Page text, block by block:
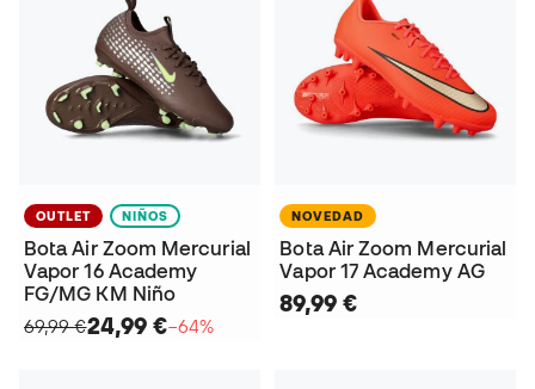
OUTLET NIÑOS
Bota Air Zoom Mercurial
Vapor 16 Academy
FG/MG KM Niño
69,99 €24,99 €−64%
NOVEDAD
Bota Air Zoom Mercurial
Vapor 17 Academy AG
89,99 €